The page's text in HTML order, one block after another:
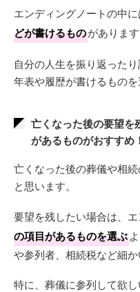
エンディングノートの中に
どが書けるものがあります
自分の人生を振り返った
年表や履歴が書けるものを
亡くなった後の要望を
があるものがおすすめ！
亡くなった後の葬儀や相
と思います。
要望を残したい場合は、
の項目があるものを選ぶ
や参列者、相続税など細か
特に、葬儀に参列して欲